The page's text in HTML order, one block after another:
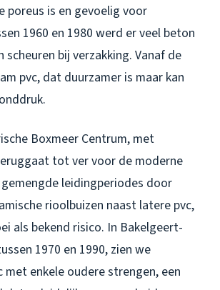
poreus is en gevoelig voor
1960 en 1980 werd er veel beton
scheuren bij verzakking. Vanaf de
pvc, dat duurzamer is maar kan
Boxmeer Centrum, met
tot ver voor de moderne
leidingperiodes door
rioolbuizen naast latere pvc,
als bekend risico. In Bakelgeert-
1970 en 1990, zien we
met enkele oudere strengen, een